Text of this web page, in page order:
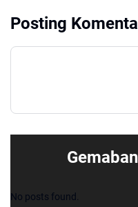
Umat Beragama
Posting
No posts found.